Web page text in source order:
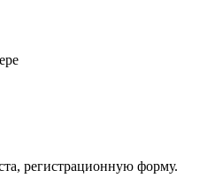
регистрационную форму.